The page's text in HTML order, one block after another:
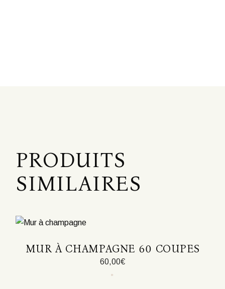
PRODUITS
SIMILAIRES
MUR À CHAMPAGNE 60 COUPES
60,00€